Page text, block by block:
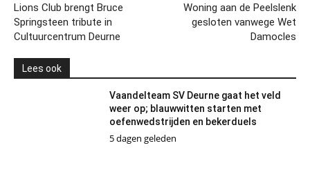
Lions Club brengt Bruce
Springsteen tribute in
Cultuurcentrum Deurne
Woning aan de Peelslenk
gesloten vanwege Wet
Damocles
Lees ook
Vaandelteam SV Deurne gaat het veld
weer op; blauwwitten starten met
oefenwedstrijden en bekerduels
5 dagen geleden